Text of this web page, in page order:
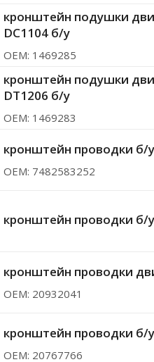
кронштейн подушки
DC1104 б/у
ОЕМ: 1469285
кронштейн подушки
DT1206 б/у
ОЕМ: 1469283
кронштейн проводки б/у
ОЕМ: 7482583252
кронштейн проводки б/у
кронштейн проводки
ОЕМ: 20932041
кронштейн проводки б/у
ОЕМ: 20767766